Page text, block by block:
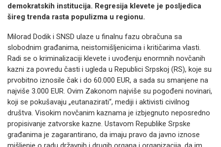
demokratskih institucija. Regresija klevete je posljedica
šireg trenda rasta populizma u regionu.
Milorad Dodik i SNSD ulaze u finalnu fazu obračuna sa
slobodnim građanima, neistomišljenicima i kritičarima vlasti.
Radi se o kriminalizaciji klevete i uvođenju enormnih novčanih
kazni za povredu časti i ugleda u Republici Srpskoj (RS), koje su
prvobitno iznosile čak i do 60.000 EUR, a sada su smanjene na
najviše 3.000 EUR. Ovim Zakonom najviše su pogođeni novinari,
koji se pokušavaju „eutanazirati“, mediji i aktivisti civilnog
društva. Visokim novčanim kaznama je izbjegnuto neposredno
propisivanje zatvorske kazne. Ustavom Republike Srpske
građanima je zagarantirano, da imaju pravo da javno iznose